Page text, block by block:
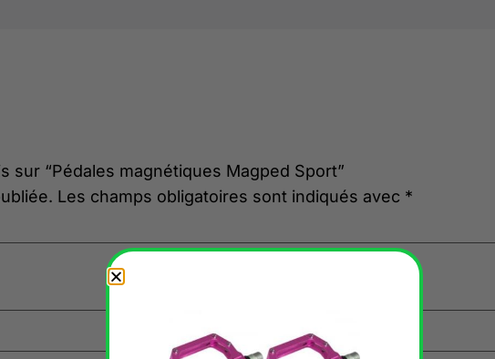
sur “Pédales magnétiques Magped Sport”
Les champs obligatoires sont indiqués avec *